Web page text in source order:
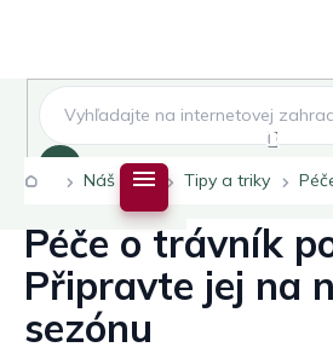
DomůNáš blog Tipy a triky
Péče o trávník
Připravte jej na
sezónu